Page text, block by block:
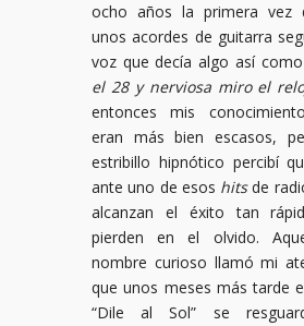
ocho años la primera vez
unos acordes de guitarra
voz que decía algo así como
el 28 y nerviosa miro el
entonces mis
eran más bien escasos,
estribillo hipnótico percibí
ante uno de esos hitsde
alcanzan el éxito tan
pierden en el olvido.
nombre curioso llamó mi
que unos meses más tarde
“Dile al Sol” se